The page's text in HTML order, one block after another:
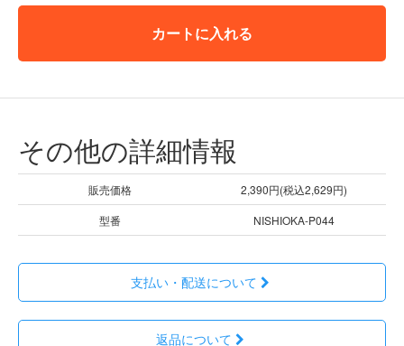
カートに入れる
その他の詳細情報
販売価格
2,390円(税込2,629円)
型番
NISHIOKA-P044
支払い・配送について
返品について